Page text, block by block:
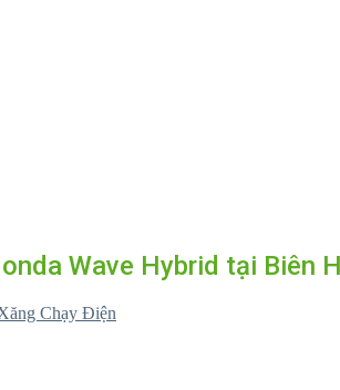
Wave Hybrid tại Biên
Chạy Điện